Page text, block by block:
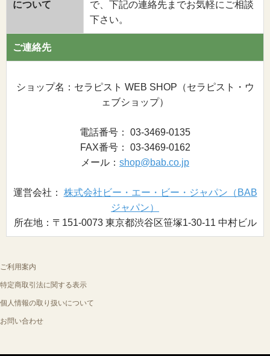
について
で、下記の連絡先までお気軽にご相談
下さい。
ご連絡先
ショップ名：セラピスト WEB SHOP（セラピスト・ウ
ェブショップ）
電話番号： 03-3469-0135
FAX番号： 03-3469-0162
メール： shop@bab.co.jp
運営会社： 株式会社ビー・エー・ビー・ジャパン（BAB
ジャパン）
所在地：〒151-0073 東京都渋谷区笹塚1-30-11 中村ビル
ご利用案内
特定商取引法に関する表示
個人情報の取り扱いについて
お問い合わせ